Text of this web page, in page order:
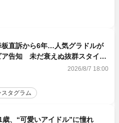
板直訴から6年…人気グラドルが
ア告知 未だ衰えぬ抜群スタイル
2026/8/7 18:00
スタグラム
歳、“可愛いアイドル”に憧れ